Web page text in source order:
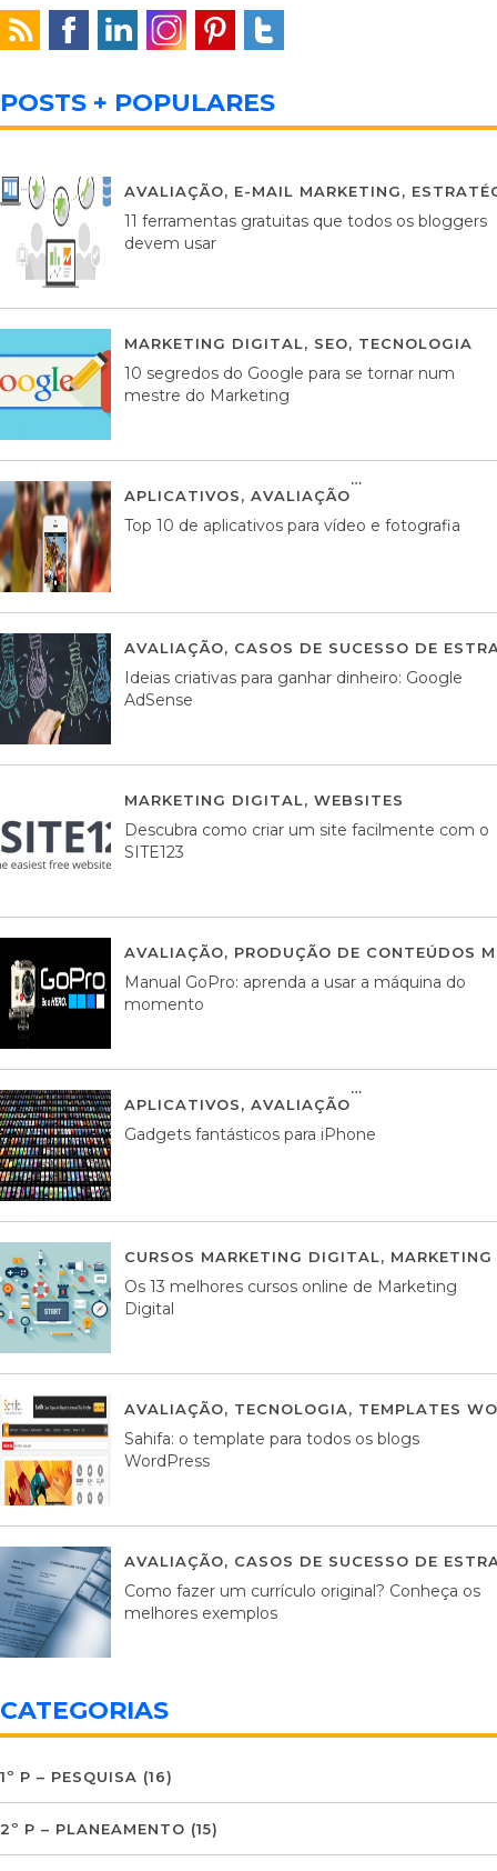
POSTS + POPULARES
AVALIAÇÃO, E-MAIL MARKETING,
11 ferramentas gratuitas que todos os bloggers
devem usar
MARKETING DIGITAL, SEO, TECNOLOGIA
10 segredos do Google para se tornar num
mestre do Marketing
APLICATIVOS, AVALIAÇÃO
Top 10 de aplicativos para vídeo e fotografia
AVALIAÇÃO, CASOS DE SUCESSO DE
Ideias criativas para ganhar dinheiro: Google
AdSense
MARKETING DIGITAL, WEBSITES
Descubra como criar um site facilmente com o
SITE123
AVALIAÇÃO, PRODUÇÃO DE CONTEÚDOS
Manual GoPro: aprenda a usar a máquina do
momento
APLICATIVOS, AVALIAÇÃO
Gadgets fantásticos para iPhone
CURSOS MARKETING DIGITAL,
Os 13 melhores cursos online de Marketing
Digital
AVALIAÇÃO, TECNOLOGIA, TEMPLATES
Sahifa: o template para todos os blogs
WordPress
AVALIAÇÃO, CASOS DE SUCESSO DE
Como fazer um currículo original? Conheça os
melhores exemplos
CATEGORIAS
1º P – PESQUISA (16)
2º P – PLANEAMENTO (15)